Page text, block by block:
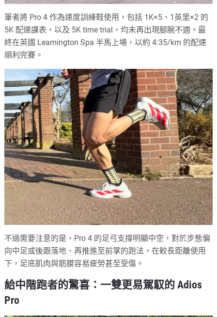
筆者將 Pro 4 作為速度訓練鞋使用，包括 1K×5、1英里×2 的
5K 配速課表，以及 5K time trial，均未再出現腳腕不適。最
終在英國 Leamington Spa 半馬上場，以約 4:35/km 的配速
順利完賽。
不過需要注意的是，Pro 4 的足弓支撐明顯中空，對於步態偏
向中足或後跟落地、再推進至前掌的跑法，在較長距離使用
下，足底肌肉與筋膜容易疲勞甚至受傷。
給中階跑者的驚喜：一雙更易駕馭的 Adios
Pro